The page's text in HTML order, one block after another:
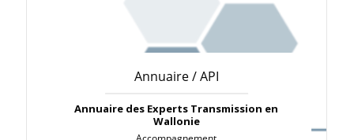
Annuaire / API
Annuaire des Experts Transmission en
Wallonie